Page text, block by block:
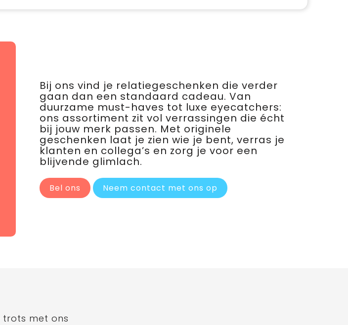
Bij ons vind je relatiegeschenken die verder
gaan dan een standaard cadeau. Van
duurzame must-haves tot luxe eyecatchers:
ons assortiment zit vol verrassingen die écht
bij jouw merk passen. Met originele
geschenken laat je zien wie je bent, verras je
klanten en collega’s en zorg je voor een
blijvende glimlach.
Bel ons Neem contact met ons op
trots met ons